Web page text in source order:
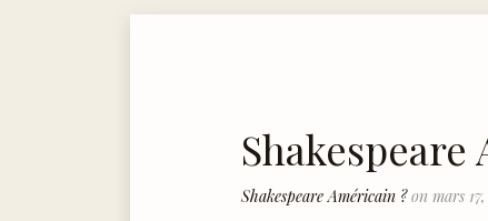
Shakespeare Américain ?on mars